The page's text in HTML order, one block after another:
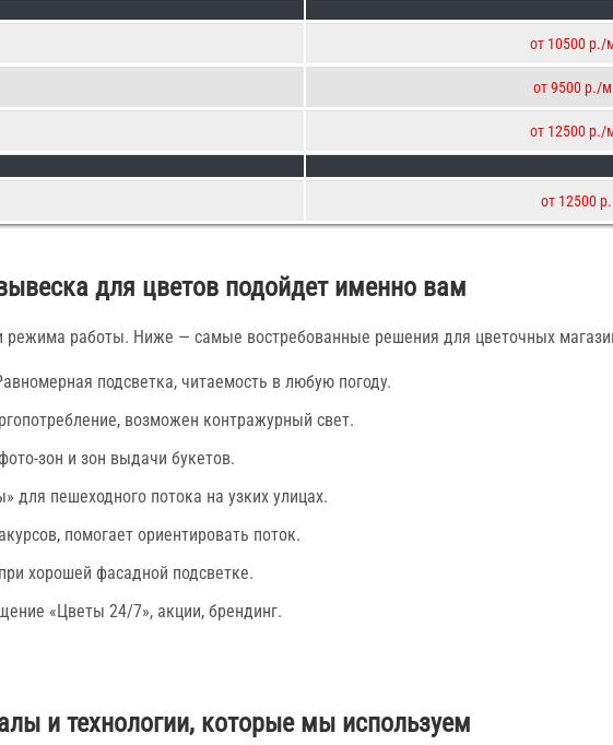
от 10500 р./
от 9500 р./
от 12500 р./
от 12500 р.
для цветов подойдет именно вам
работы. Ниже — самые востребованные решения для цветочных
подсветка, читаемость в любую погоду.
возможен контражурный свет.
зон и зон выдачи букетов.
для пешеходного потока на узких улицах.
помогает ориентировать поток.
хорошей фасадной подсветке.
«Цветы 24/7», акции, брендинг.
и технологии, которые мы используем